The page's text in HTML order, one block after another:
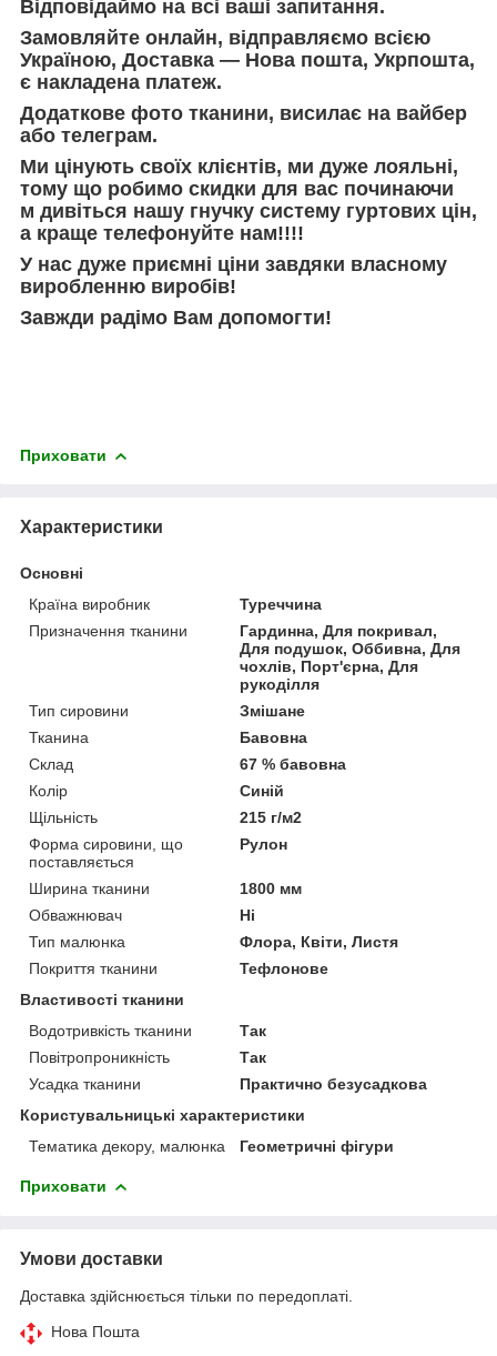
Відповідаймо на всі ваші запитання.
Замовляйте онлайн, відправляємо всією
Україною, Доставка — Нова пошта, Укрпошта,
є накладена платеж.
Додаткове фото тканини, висилає на вайбер
або телеграм.
Ми цінують своїх клієнтів, ми дуже лояльні,
тому що робимо скидки для вас починаючи
м дивіться нашу гнучку систему гуртових цін,
а краще телефонуйте нам!!!!
У нас дуже приємні ціни завдяки власному
виробленню виробів!
Завжди радімо Вам допомогти!
Приховати
Характеристики
Основні
Країна виробник
Туреччина
Призначення тканини
Гардинна, Для покривал,
Для подушок, Оббивна, Для
чохлів, Порт'єрна, Для
рукоділля
Тип сировини
Змішане
Тканина
Бавовна
Склад
67 % бавовна
Колір
Синій
Щільність
215 г/м2
Форма сировини, що
поставляється
Рулон
Ширина тканини
1800 мм
Обважнювач
Ні
Тип малюнка
Флора, Квіти, Листя
Покриття тканини
Тефлонове
Властивості тканини
Водотривкість тканини
Так
Повітропроникність
Так
Усадка тканини
Практично безусадкова
Користувальницькі характеристики
Тематика декору, малюнка
Геометричні фігури
Приховати
Умови доставки
Доставка здійснюється тільки по передоплаті.
Нова Пошта